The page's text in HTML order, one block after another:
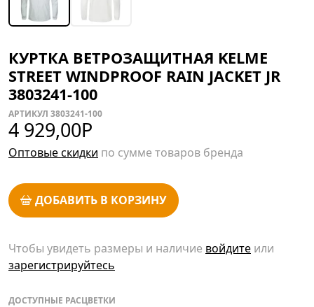
КУРТКА ВЕТРОЗАЩИТНАЯ KELME
STREET WINDPROOF RAIN JACKET JR
3803241-100
АРТИКУЛ 3803241-100
4 929,00Р
Оптовые скидки по сумме товаров бренда
ДОБАВИТЬ В КОРЗИНУ
Чтобы увидеть размеры и наличие войдите или
зарегистрируйтесь
ДОСТУПНЫЕ РАСЦВЕТКИ